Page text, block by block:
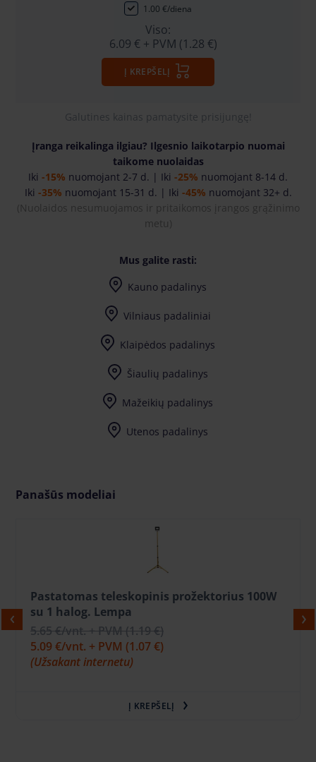
1.00 €/diena
Viso:
6.09 € + PVM (1.28 €)
Į KREPŠELĮ
Galutines kainas pamatysite prisijungę!
Įranga reikalinga ilgiau? Ilgesnio laikotarpio nuomai
taikome nuolaidas
Iki -15% nuomojant 2-7 d. | Iki -25% nuomojant 8-14 d.
Iki -35% nuomojant 15-31 d. | Iki -45% nuomojant 32+ d.
(Nuolaidos nesumuojamos ir pritaikomos įrangos grąžinimo
metu )
Mus galite rasti:
Kauno padalinys
Vilniaus padaliniai
Klaipėdos padalinys
Šiaulių padalinys
Mažeikių padalinys
Utenos padalinys
Panašūs modeliai
Pastatomas teleskopinis prožektorius 100W
su 1 halog. Lempa
5.65 €/vnt. + PVM(1.19 €)
5.09 €/vnt. + PVM (1.07 €)
(Užsakant internetu)
Į KREPŠELĮ